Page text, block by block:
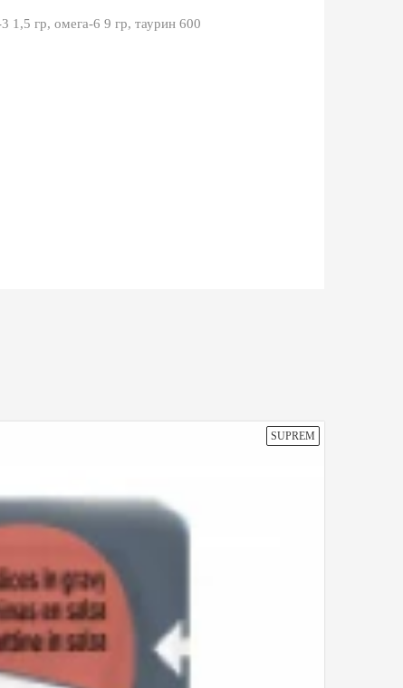
1,5 гр, омега-6 9 гр, таурин 600